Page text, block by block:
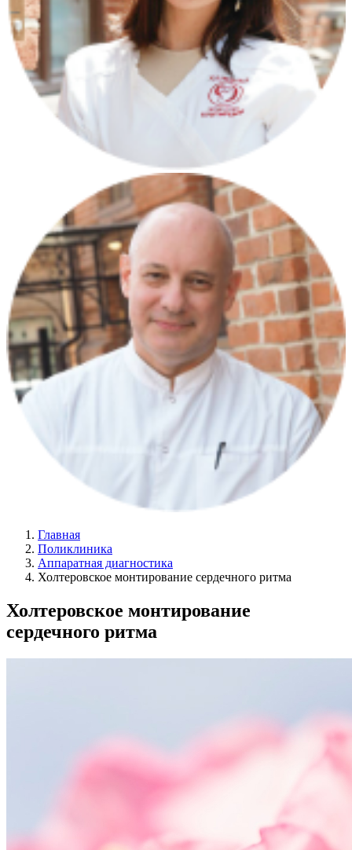
Главная
Поликлиника
Аппаратная диагностика
Холтеровское монтирование сердечного ритма
Холтеровское монтирование
сердечного ритма